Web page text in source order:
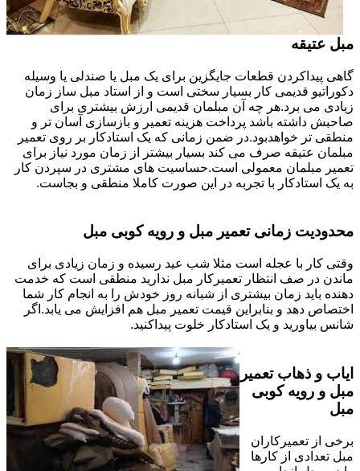
مبل عتیقه
گاهی پیداکردن قطعات جایگزین برای یک مبل یا صندلی یا وسیله
دکوراتیو قدیمی کار بسیار سختی است و از استاد مبل ساز زمان
زیادی می برد.هر چه آن مبلمان قدیمی ارزش بیشتری برای
صاحبش داشته باشد پرداخت هزینه تعمیر و بازسازی آسان تر و
منطقی تر خواهدبود.در ضمن زمانی که یک استادکار بر روی تعمیر
مبلمان عتیقه صرف می کند بسیار بیشتر از زمان مورد نیاز برای
تعمیر مبلمان معمولی است.حساسیت های مشتری در سپردن کار
به یک استادکار با تجربه در این صورت کاملا منطقی و بجاست.
محدودیت زمانی تعمیر مبل و رویه کوبی مبل
وقتی کار با عجله است مثلا شب عید رسیده و زمان زیادی برای
ماندن در صف انتظار تعمیرکار مبل ندارید منطقی است که خدمت
دهنده باید زمان بیشتری از شبانه روز خودش را به انجام کار شما
اختصاص دهد و بنابراین قیمت تعمیر مبل هم افزایش می یابد.اگر
شانس بیاورید و یک استادکار خلوت پیداکنید.
ایاب و ذهاب تعمیر
مبل و رویه کوبی
مبل
برخی از تعمیرکاران
مبل تعدادی از کارها